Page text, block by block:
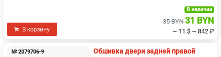
В корзину
В наличии
35 BYN 31 BYN
~ 11 $ ~ 842 ₽
№ 2079706-9
Обшивка двери задней правой